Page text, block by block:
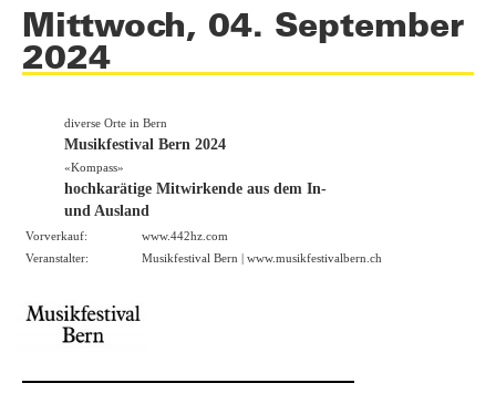
Mittwoch, 04. September
2024
diverse Orte in Bern
Musikfestival Bern 2024
«Kompass»
hochkarätige Mitwirkende aus dem In-
und Ausland
Vorverkauf:
www.442hz.com
Veranstalter:
Musikfestival Bern | www.musikfestivalbern.ch